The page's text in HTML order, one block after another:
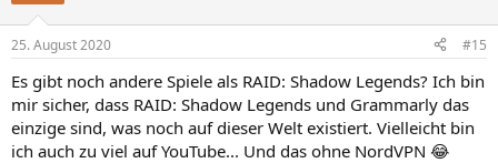
e
:
25. August 2020 #15
Es gibt noch andere Spiele als RAID: Shadow Legends? Ich bin
mir sicher, dass RAID: Shadow Legends und Grammarly das
einzige sind, was noch auf dieser Welt existiert. Vielleicht bin
ich auch zu viel auf YouTube... Und das ohne NordVPN 😂